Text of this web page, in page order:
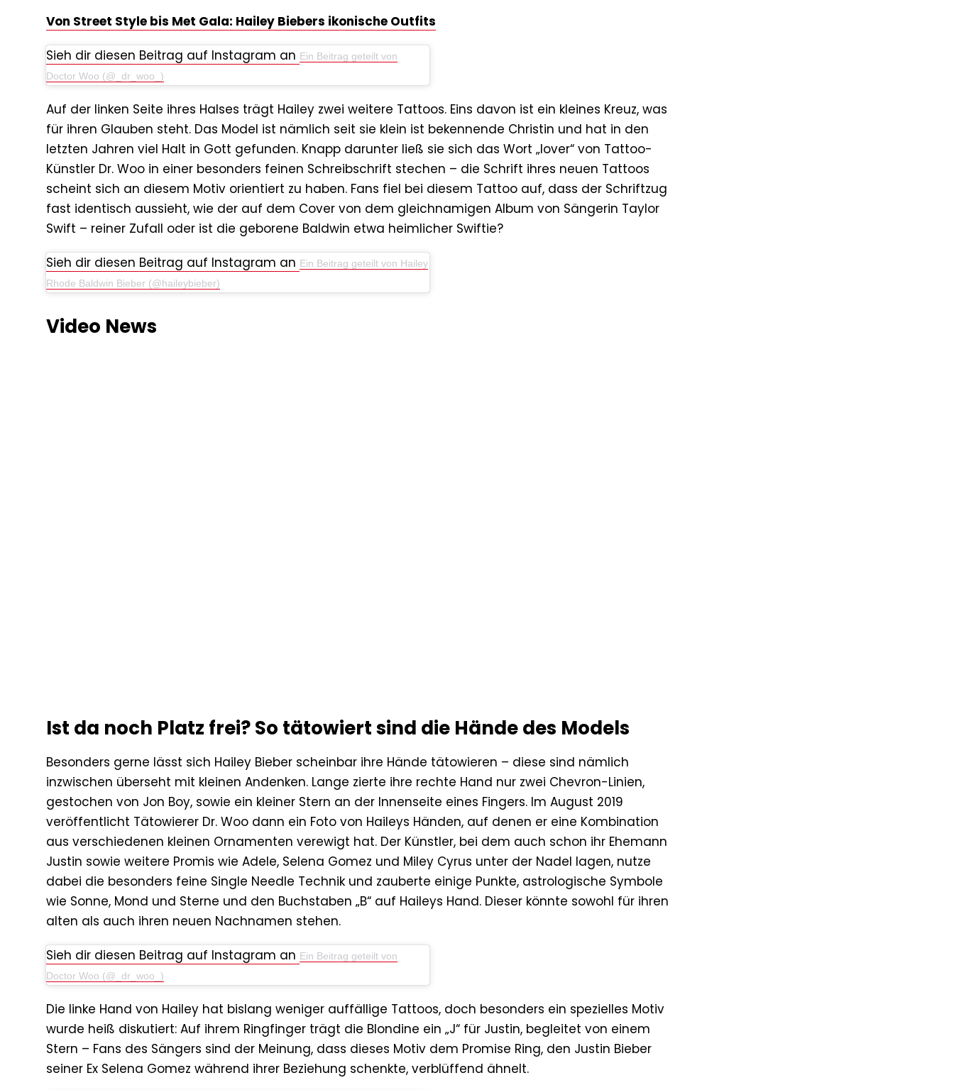
Von Street Style bis Met Gala: Hailey Biebers ikonische Outfits
Sieh dir diesen Beitrag auf Instagram an Ein Beitrag geteilt von
Doctor Woo (@_dr_woo_)
Auf der linken Seite ihres Halses trägt Hailey zwei weitere Tattoos. Eins davon ist ein kleines Kreuz, was
für ihren Glauben steht. Das Model ist nämlich seit sie klein ist bekennende Christin und hat in den
letzten Jahren viel Halt in Gott gefunden. Knapp darunter ließ sie sich das Wort „lover“ von Tattoo-
Künstler Dr. Woo in einer besonders feinen Schreibschrift stechen – die Schrift ihres neuen Tattoos
scheint sich an diesem Motiv orientiert zu haben. Fans fiel bei diesem Tattoo auf, dass der Schriftzug
fast identisch aussieht, wie der auf dem Cover von dem gleichnamigen Album von Sängerin Taylor
Swift – reiner Zufall oder ist die geborene Baldwin etwa heimlicher Swiftie?
Sieh dir diesen Beitrag auf Instagram an Ein Beitrag geteilt von Hailey
Rhode Baldwin Bieber (@haileybieber)
Video News
Ist da noch Platz frei? So tätowiert sind die Hände des Models
Besonders gerne lässt sich Hailey Bieber scheinbar ihre Hände tätowieren – diese sind nämlich
inzwischen überseht mit kleinen Andenken. Lange zierte ihre rechte Hand nur zwei Chevron-Linien,
gestochen von Jon Boy, sowie ein kleiner Stern an der Innenseite eines Fingers. Im August 2019
veröffentlicht Tätowierer Dr. Woo dann ein Foto von Haileys Händen, auf denen er eine Kombination
aus verschiedenen kleinen Ornamenten verewigt hat. Der Künstler, bei dem auch schon ihr Ehemann
Justin sowie weitere Promis wie Adele, Selena Gomez und Miley Cyrus unter der Nadel lagen, nutze
dabei die besonders feine Single Needle Technik und zauberte einige Punkte, astrologische Symbole
wie Sonne, Mond und Sterne und den Buchstaben „B“ auf Haileys Hand. Dieser könnte sowohl für ihren
alten als auch ihren neuen Nachnamen stehen.
Sieh dir diesen Beitrag auf Instagram an Ein Beitrag geteilt von
Doctor Woo (@_dr_woo_)
Die linke Hand von Hailey hat bislang weniger auffällige Tattoos, doch besonders ein spezielles Motiv
wurde heiß diskutiert: Auf ihrem Ringfinger trägt die Blondine ein „J“ für Justin, begleitet von einem
Stern – Fans des Sängers sind der Meinung, dass dieses Motiv dem Promise Ring, den Justin Bieber
seiner Ex Selena Gomez während ihrer Beziehung schenkte, verblüffend ähnelt.